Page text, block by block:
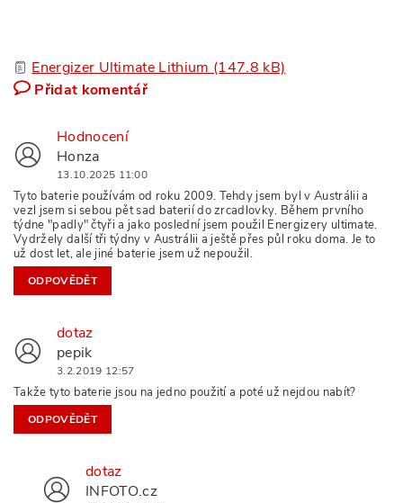
Energizer Ultimate Lithium (147.8 kB)
Přidat komentář
Hodnocení
Honza
13.10.2025 11:00
Tyto baterie používám od roku 2009. Tehdy jsem byl v Austrálii a
vezl jsem si sebou pět sad baterií do zrcadlovky. Během prvního
týdne "padly" čtyři a jako poslední jsem použil Energizery ultimate.
Vydržely další tři týdny v Austrálii a ještě přes půl roku doma. Je to
už dost let, ale jiné baterie jsem už nepoužil.
ODPOVĚDĚT
dotaz
pepik
3.2.2019 12:57
Takže tyto baterie jsou na jedno použití a poté už nejdou nabít?
ODPOVĚDĚT
dotaz
INFOTO.cz